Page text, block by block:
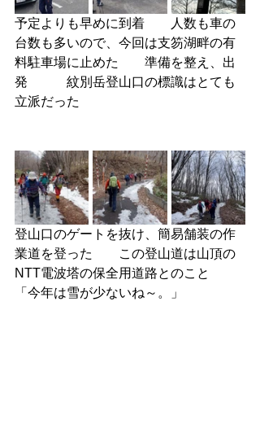
予定よりも早めに到着　　人数も車の
台数も多いので、今回は支笏湖畔の有
料駐車場に止めた　　準備を整え、出
発　　　紋別岳登山口の標識はとても
立派だった
登山口のゲートを抜け、簡易舗装の作
業道を登った　　この登山道は山頂の
NTT電波塔の保全用道路とのこと
「今年は雪が少ないね～。」